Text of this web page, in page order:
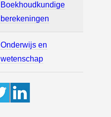
Boekhoudkundige
berekeningen
Onderwijs en
wetenschap